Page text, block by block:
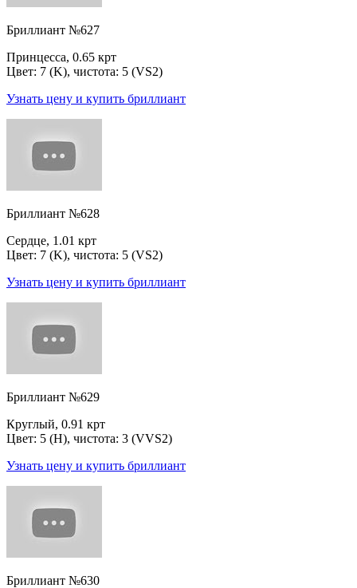
Бриллиант №627
Принцесса, 0.65 крт
Цвет: 7 (K), чистота: 5 (VS2)
Узнать цену и купить бриллиант
Бриллиант №628
Сердце, 1.01 крт
Цвет: 7 (K), чистота: 5 (VS2)
Узнать цену и купить бриллиант
Бриллиант №629
Круглый, 0.91 крт
Цвет: 5 (H), чистота: 3 (VVS2)
Узнать цену и купить бриллиант
Бриллиант №630